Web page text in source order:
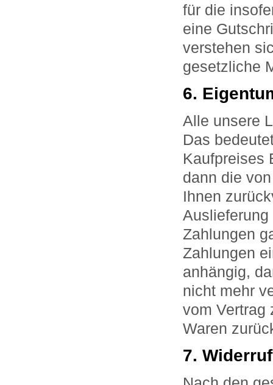
für die
eine
verstehen
gesetzliche
6.
Alle unsere
Das
Kaufpreises
dann die
Ihnen
Auslieferung
Zahlungen
Zahlungen
anhängig,
nicht mehr
vom Vertrag
Waren
7.